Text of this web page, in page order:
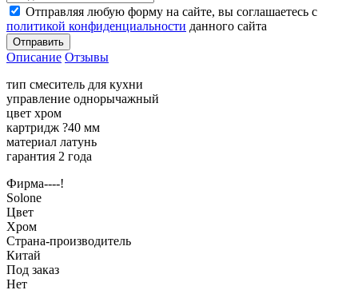
Отправляя любую форму на сайте, вы соглашаетесь с
политикой конфиденциальности данного сайта
Отправить
Описание Отзывы
тип смеситель для кухни
управление однорычажный
цвет хром
картридж ?40 мм
материал латунь
гарантия 2 года
Фирма----!
Solone
Цвет
Хром
Страна-производитель
Китай
Под заказ
Нет